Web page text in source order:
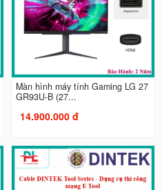
Màn hình máy tính Gaming LG 27
GR93U-B (27...
14.900.000 đ